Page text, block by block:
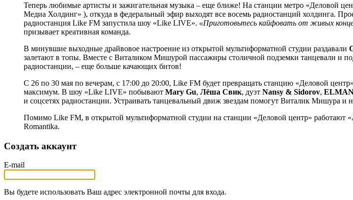
Теперь любимые артисты и зажигательная музыка – еще ближе! На станции метро «Деловой
Медиа Холдинг» ), откуда в федеральный эфир выходят все восемь радиостанций холдинга.
радиостанция Like FM запустила шоу «Like LIVE». «Приготовьтесь кайфовать от живых
призывает креативная команда.
В минувшие выходные драйвовое настроение из открытой мультиформатной студии раздавали
залетают в топы. Вместе с Виталиком Мишурой пассажиры столичной подземки танцевали и
радиостанции, – еще больше качающих битов!
С 26 по 30 мая по вечерам, с 17:00 до 20:00, Like FM будет превращать станцию «Деловой
максимум. В шоу «Like LIVE» побывают Mary Gu, Лёша Свик, дуэт Nansy & Sidorov,
и соцсетях радиостанции. Устраивать танцевальный движ звездам помогут Виталик Мишура
Помимо Like FM, в открытой мультиформатной студии на станции «Деловой центр»
Romantika.
Создать аккаунт
E-mail
Вы будете использовать Ваш адрес электронной почты для входа.